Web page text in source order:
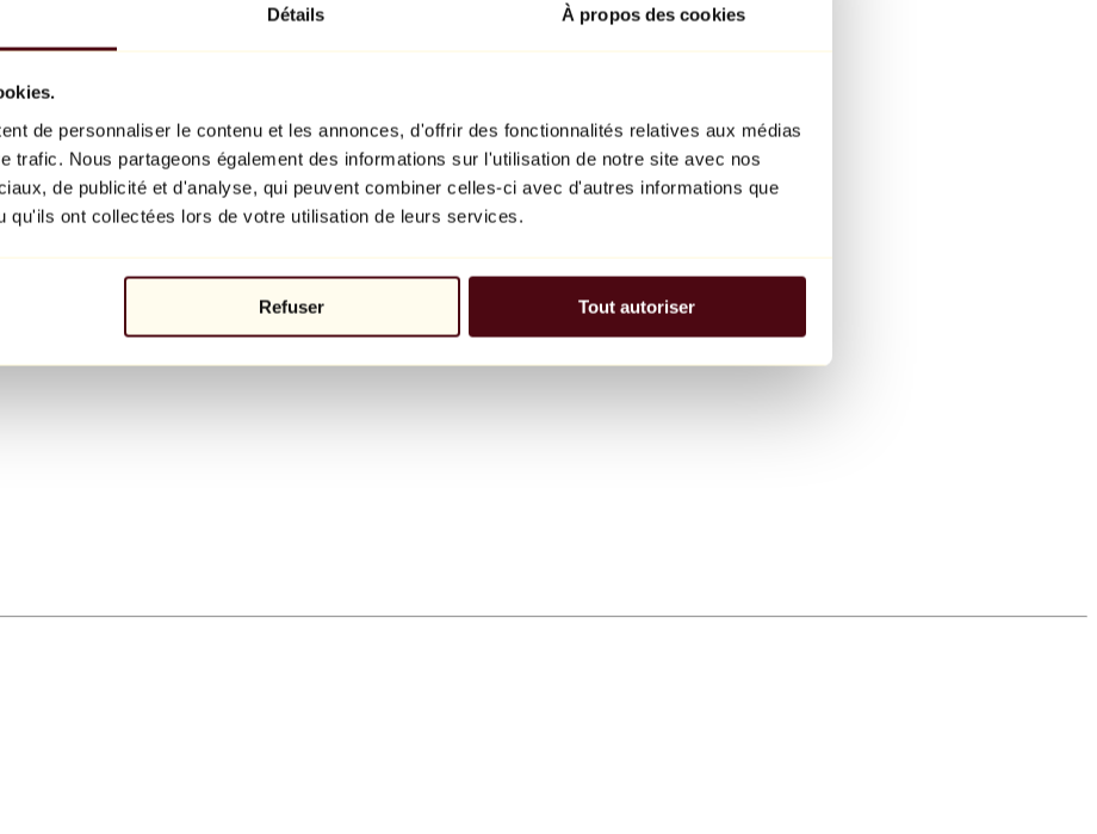
Détails À propos des cookies
de personnaliser le contenu et les annonces, d'offrir des fonctionnalités relatives aux médias
trafic. Nous partageons également des informations sur l'utilisation de notre site avec nos
de publicité et d'analyse, qui peuvent combiner celles-ci avec d'autres informations que
qu'ils ont collectées lors de votre utilisation de leurs services.
Refuser Tout autoriser